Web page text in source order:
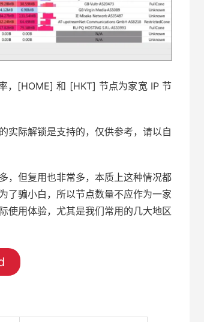
，[HOME] 和 [HKT] 节点为家宽 IP 节
实际解锁是支持的，仅供参考，请以自
，但复用也非常多，本质上这种情况都
了骗小白，所以节点数量不应作为一家
使用体验，尤其是我们常用的几大地区